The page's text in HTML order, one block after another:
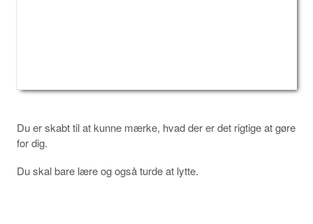
Du er skabt til at kunne mærke, hvad der er det rigtige at gøre
for dig.
Du skal bare lære og også turde at lytte.